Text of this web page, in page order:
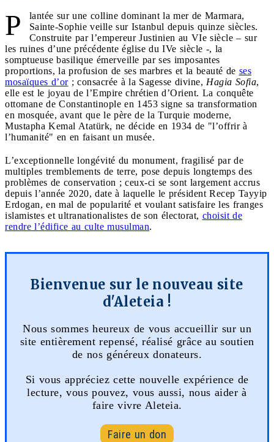
P
lantée sur une colline dominant la mer de Marmara,
Sainte-Sophie veille sur Istanbul depuis quinze siècles.
Construite par l’empereur Justinien au VIe siècle – sur
les ruines d’une précédente église du IVe siècle -, la
somptueuse basilique émerveille par ses imposantes
proportions, la profusion de ses marbres et la beauté de ses
mosaïques d’or; consacrée à la Sagesse divine, Hagia Sofia,
elle est le joyau de l’Empire chrétien d’Orient. La conquête
ottomane de Constantinople en 1453 signe sa transformation
en mosquée, avant que le père de la Turquie moderne,
Mustapha Kemal Atatürk, ne décide en 1934 de "l’offrir à
l’humanité" en en faisant un musée.
L’exceptionnelle longévité du monument, fragilisé par de
multiples tremblements de terre, pose depuis longtemps des
problèmes de conservation ; ceux-ci se sont largement accrus
depuis l’année 2020, date à laquelle le président Recep Tayyip
Erdogan, en mal de popularité et voulant satisfaire les franges
islamistes et ultranationalistes de son électorat, choisit de
rendre l’édifice au culte musulman.
Bienvenue sur le nouveau site
d'Aleteia !
Nous sommes heureux de vous accueillir sur un
site entièrement repensé, réalisé grâce au soutien
de nos généreux donateurs.
Si vous appréciez cette nouvelle expérience de
lecture, vous pouvez, vous aussi, nous aider à
faire vivre Aleteia.
Faire un don